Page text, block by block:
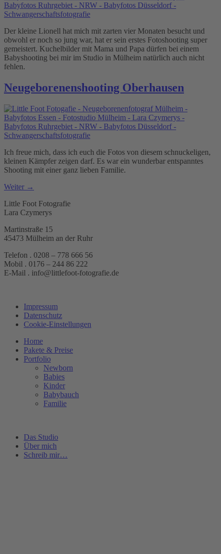
Der kleine Lionell hat mich mit zarten vier Monaten besucht und
obwohl er noch so jung war, hat er sein erstes Fotoshooting super
gemeistert. Kuchelbilder mit Mama und Papa dürfen bei einem
Babyshooting bei mir im Studio in Mülheim natürlich auch nicht
fehlen.
Neugeborenenshooting Oberhausen
Ich freue mich, dass ich euch die Fotos von diesem schnuckeligen,
kleinen Kämpfer zeigen darf. Es war ein wunderbar entspanntes
Shooting mit einer ganz lieben Familie.
Weiter →
Little Foot Fotografie
Lara Czymerys
Martinstraße 15
45473 Mülheim an der Ruhr
Telefon . 0208 – 778 666 56
Mobil . 0176 – 244 86 222
E-Mail . info@littlefoot-fotografie.de
Impressum
Datenschutz
Cookie-Einstellungen
Home
Pakete & Preise
Portfolio
Newborn
Babies
Kinder
Babybauch
Familie
Das Studio
Über mich
Schreib mir…